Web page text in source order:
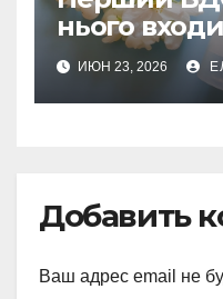
нього
ИЮН 23, 2026
Добавить
Ваш адрес email не